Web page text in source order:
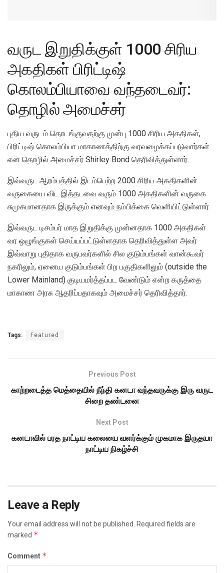
வருட இறுதிக்குள் 1000 சிரிய
அகதிகள் பிரிட்டிஷ்
கொலம்பியாவை வந்தடைவர்:
தொழில் அமைச்சர்
புதிய வருடம் தொடங்குவதற்கு முன்பு 1000 சிரிய அகதிகள்,
பிரிட்டிஷ் கொலம்பியா மாகாணத்திற்கு வரவழைக்கப்படுவார்கள்
என தொழில் அமைச்சர் Shirley Bond தெரிவித்துள்ளார்.
இவ்வருட ஆரம்பத்தில் இடம்பெற்ற 2000 சிரிய அகதிகளின்
வருகையை விட இத்தடவை வரும் 1000 அகதிகளின் வருகை
சுமுகமானதாக இருக்கும் எனவும் நம்பிக்கை வெளியிட்டுள்ளார்.
இவ்வருட டிசம்பர் மாத இறுதிக்கு முன்னதாக 1000 அகதிகள்
வர ஒழுங்குகள் செய்யப்பட்டுள்ளதாக தெரிவித்துள்ள அவர்
இவ்வாறு புதிதாக வருபவர்களில் சில குடும்பங்கள் வான்கூவர்
நகரிலும், ஏனைய குடும்பங்கள் பிற பகுதிகளிலும் (outside the
Lower Mainland) குடியமர்த்தப்பட வேண்டும் என்ற கருத்தை
மாகாண அரசு ஆதரிப்பதாகவும் அமைச்சர் தெரிவித்தார்.
Tags: Featured
Previous Post
காற்றடைத்த மெத்தையில் நீந்தி கனடா வந்தவருக்கு இரு வருட
சிறை தண்டனை
Next Post
கனடாவில் பரத நாட்டிய கலையை வளர்க்கும் முகமாக இருதயா
நாட்டிய நிகழ்ச்சி
Leave a Reply
Your email address will not be published.
Required fields are
marked *
Comment *